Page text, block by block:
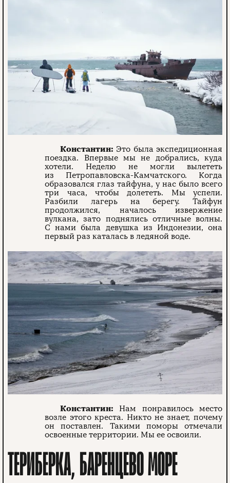
Константин: Это была экспедиционная
поездка. Впервые мы не добрались, куда
хотели. Неделю не могли вылететь
из Петропавловска-Камчатского. Когда
образовался глаз тайфуна, у нас было всего
три часа, чтобы долететь. Мы успели.
Разбили лагерь на берегу. Тайфун
продолжился, началось извержение
вулкана, зато поднялись отличные волны.
С нами была девушка из Индонезии, она
первый раз каталась в ледяной воде.
Константин: Нам понравилось место
возле этого креста. Никто не знает, почему
он поставлен. Такими поморы отмечали
освоенные территории. Мы ее освоили.
ТЕРИБЕРКА, БАРЕНЦЕВО МОРЕ